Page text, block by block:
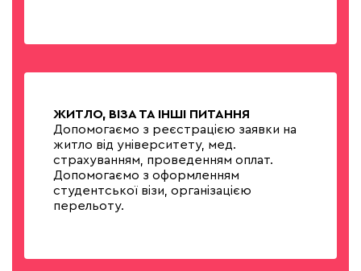
ЖИТЛО, ВІЗА ТА ІНШІ ПИТАННЯ
Допомогаємо з реєстрацією заявки на
житло від університету, мед.
страхуванням, проведенням оплат.
Допомогаємо з оформленням
студентської візи, організацією
перельоту.